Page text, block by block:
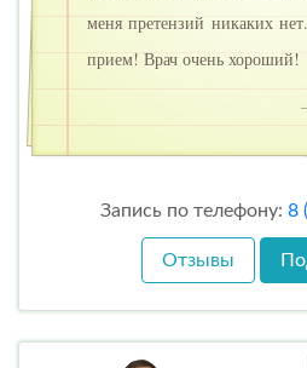
меня претензий никаких
прием! Врач очень хороший!
Запись по телефону: 8
Отзывы